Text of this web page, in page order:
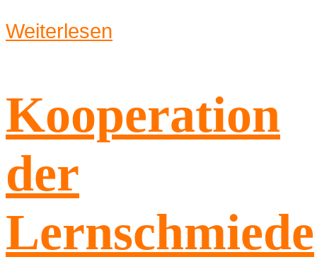
Weiterlesen
Kooperation
der
Lernschmiede